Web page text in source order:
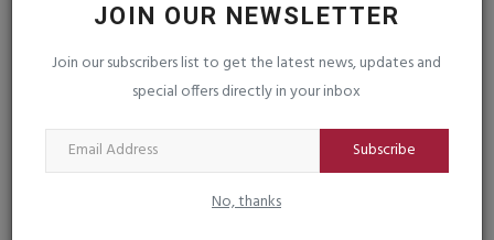
JOIN OUR NEWSLETTER
Join our subscribers list to get the latest news, updates and
special offers directly in your inbox
Subscribe
No, thanks